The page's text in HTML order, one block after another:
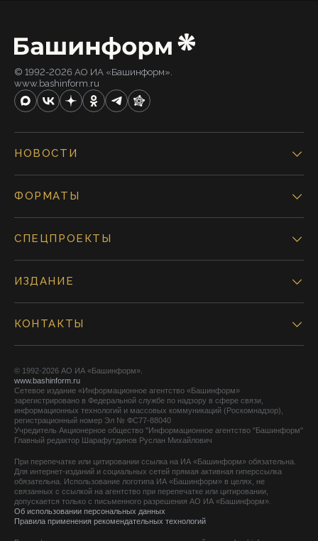
© 1992-2026 АО ИА «Башинформ».
www.bashinform.ru
НОВОСТИ
ФОРМАТЫ
СПЕЦПРОЕКТЫ
ИЗДАНИЕ
КОНТАКТЫ
© 1992-2026 АО ИА «Башинформ».
www.bashinform.ru
Сетевое издание «Информационное агентство «Башинформ»
зарегистрировано в Федеральной службе по надзору в сфере связи,
информационных технологий и массовых коммуникаций (Роскомнадзор),
регистрационный номер Эл № ФС77-88040
Учредитель Акционерное общество "Информационное агентство "Башинформ"
Главный редактор Шарафутдинов Руслан Михайлович
При перепечатке или цитировании ссылка на ИА «Башинформ» обязательна.
Для интернет-изданий и социальных сетей прямая активная гиперссылка
обязательна. Использование логотипа ИА «Башинформ» в целях, не
связанных с ссылкой на агентство при перепечатке или цитировании,
допускается только с письменного разрешения АО ИА «Башинформ».
Об использовании персональных данных
Правила применения рекомендательных технологий